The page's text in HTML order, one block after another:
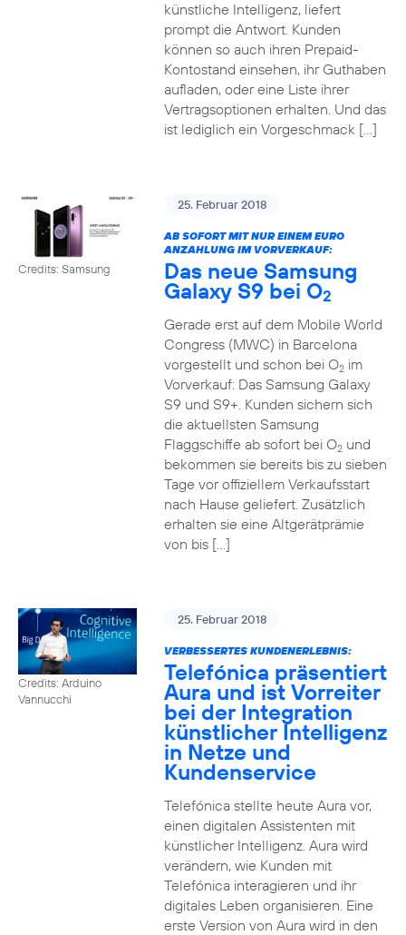
künstliche Intelligenz, liefert
prompt die Antwort. Kunden
können so auch ihren Prepaid-
Kontostand einsehen, ihr Guthaben
aufladen, oder eine Liste ihrer
Vertragsoptionen erhalten. Und das
ist lediglich ein Vorgeschmack […]
Credits: Samsung
25. Februar 2018
AB SOFORT MIT NUR EINEM EURO
ANZAHLUNG IM VORVERKAUF:
Das neue Samsung
Galaxy S9 bei O2
Gerade erst auf dem Mobile World
Congress (MWC) in Barcelona
vorgestellt und schon bei O2im
Vorverkauf: Das Samsung Galaxy
S9 und S9+. Kunden sichern sich
die aktuellsten Samsung
Flaggschiffe ab sofort bei O2und
bekommen sie bereits bis zu sieben
Tage vor offiziellem Verkaufsstart
nach Hause geliefert. Zusätzlich
erhalten sie eine Altgerätprämie
von bis […]
Credits: Arduino
Vannucchi
25. Februar 2018
VERBESSERTES KUNDENERLEBNIS:
Telefónica präsentiert
Aura und ist Vorreiter
bei der Integration
künstlicher Intelligenz
in Netze und
Kundenservice
Telefónica stellte heute Aura vor,
einen digitalen Assistenten mit
künstlicher Intelligenz. Aura wird
verändern, wie Kunden mit
Telefónica interagieren und ihr
digitales Leben organisieren. Eine
erste Version von Aura wird in den